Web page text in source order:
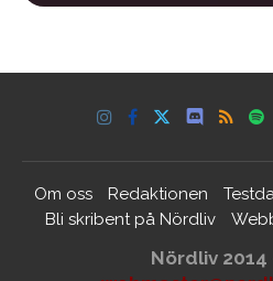
Om oss Redaktionen
Bli skribent på Nördliv
Nördliv 2014